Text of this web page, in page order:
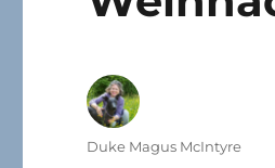
Autor
Duke Magus McIntyre